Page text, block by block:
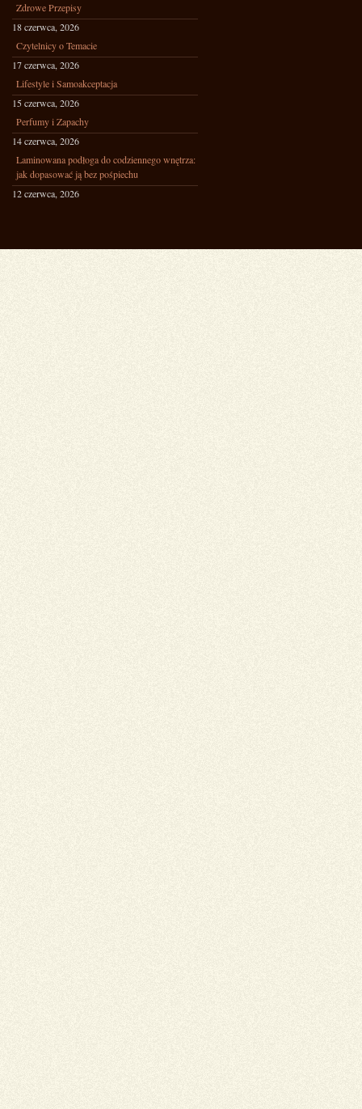
Zdrowe Przepisy
18 czerwca, 2026
Czytelnicy o Temacie
17 czerwca, 2026
Lifestyle i Samoakceptacja
15 czerwca, 2026
Perfumy i Zapachy
14 czerwca, 2026
Laminowana podłoga do codziennego wnętrza:
jak dopasować ją bez pośpiechu
12 czerwca, 2026